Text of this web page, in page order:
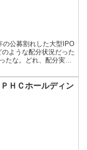
の公募割れした大型IPO
ような配分状況だった
たな。どれ、配分実績
ＰＨＣホールディン